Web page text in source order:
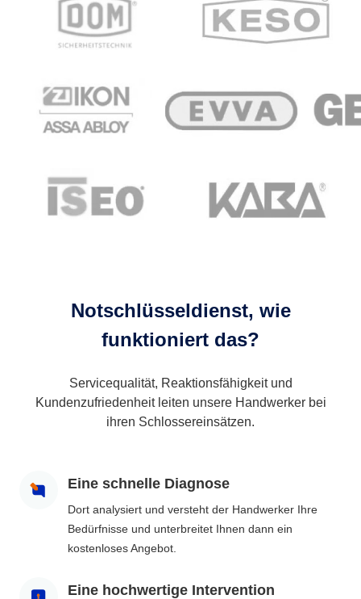
Notschlüsseldienst, wie
funktioniert das?
Servicequalität, Reaktionsfähigkeit und
Kundenzufriedenheit leiten unsere Handwerker bei
ihren Schlossereinsätzen.
Eine schnelle Diagnose
Dort analysiert und versteht der Handwerker Ihre
Bedürfnisse und unterbreitet Ihnen dann ein
kostenloses Angebot.
Eine hochwertige Intervention